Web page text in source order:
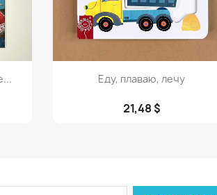
 Просмотр
Еду, плаваю, лечу
21,48 $